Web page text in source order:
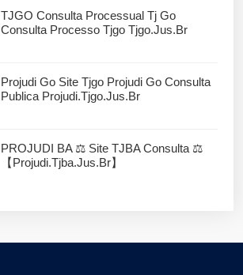
TJGO Consulta Processual Tj Go
Consulta Processo Tjgo Tjgo.jus.br
Projudi Go Site Tjgo Projudi Go Consulta
Publica Projudi.tjgo.jus.br
PROJUDI BA ⚖️ Site TJBA Consulta ⚖️
【projudi.tjba.jus.br】